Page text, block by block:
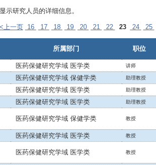
示研究人员的详细信息。
<上一页 16 17 18 19 20 21 22 23 24 25
所属部门 职位
医药保健研究学域 医学类 讲师
医药保健研究学域 保健学类 助理教授
医药保健研究学域 医学类 助理教授
医药保健研究学域 医学类 助理教授
医药保健研究学域 保健学类 教授
医药保健研究学域 医学类 教授
医药保健研究学域 医学类 教授